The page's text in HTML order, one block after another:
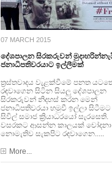
07 MARCH 2015
දේශපාලන සිරකරුවන්
ජනාධිපතිවරයාට ඉල්ලීමක්
ත්‍රස්තවාදය වැළක්වීමේ පනත
රඳවාගෙන සිටින සියලු දේශපාලන
සිරකරුවන් නිදහස් කරන මෙන්
ජනාධිපතිවරයා හමුවී ඉල්ලා සිටීමට
සිවිල් සමාජ ක්‍රියාධරයෝ සැරසෙති.
වසරකට ආසන්න කාලයක් චෝදනා
නොමැතිව සැකපිට රඳවාගෙන.....
More...